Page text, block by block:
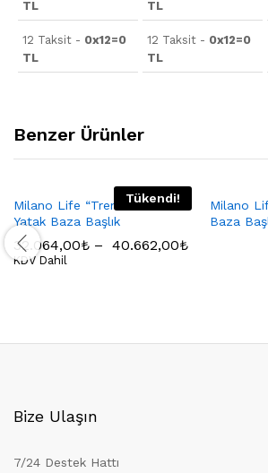
TL
12 Taksit - 0x12=0
TL
TL
12 Taksit - 0x12=0
TL
Benzer Ürünler
Tükendi!
Milano Life “Trend Line”
Yatak Baza Başlık
32.064,00₺ – 40.662,00₺
KDV Dahil
Milano
Baza
Bize Ulaşın
7/24 Destek Hattı